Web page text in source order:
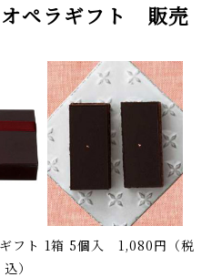
ペラギフト 販売
フト 1箱 5個入 1,080円（税
込）